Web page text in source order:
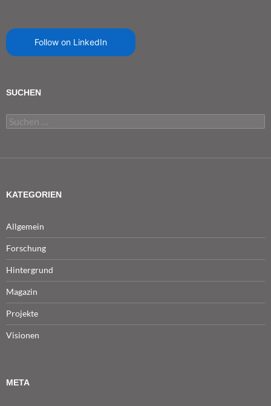
Follow on LinkedIn
SUCHEN
Suchen
nach:
KATEGORIEN
Allgemein
Forschung
Hintergrund
Magazin
Projekte
Visionen
META